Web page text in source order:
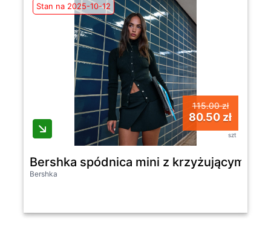
Stan na 2025-10-12
115.00 zł
80.50 zł
szt
Bershka spódnica mini z krzyżującym się
Bershka